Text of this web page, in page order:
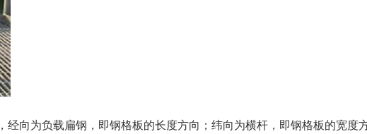
向为负载扁钢，即钢格板的长度方向；纬向为横杆，即钢格板的宽度